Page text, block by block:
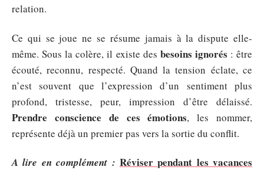
relation.
Ce qui se joue ne se résume jamais à la dispute elle-
même. Sous la colère, il existe des besoins ignorés : être
écouté, reconnu, respecté. Quand la tension éclate, ce
n’est souvent que l’expression d’un sentiment plus
profond, tristesse, peur, impression d’être délaissé.
Prendre conscience de ces émotions, les nommer,
représente déjà un premier pas vers la sortie du conflit.
A lire en complément : Réviser pendant les vacances